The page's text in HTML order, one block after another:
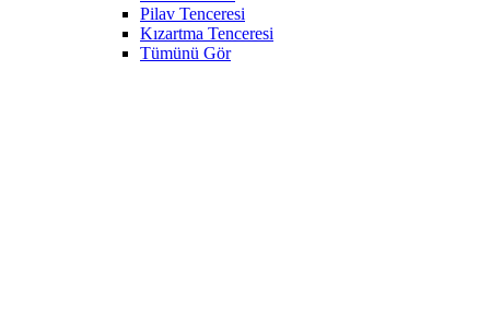
Pilav Tenceresi
Kızartma Tenceresi
Tümünü Gör